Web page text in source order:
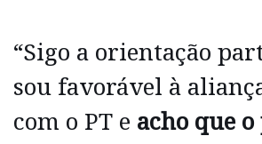
“Sigo a orientação
sou favorável à
com o PT e acho que